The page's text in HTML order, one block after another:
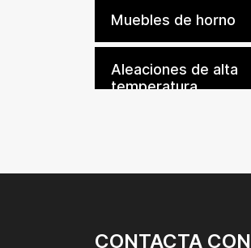
Muebles de horno
Aleaciones de alta
temperatura
CONTACTA CON